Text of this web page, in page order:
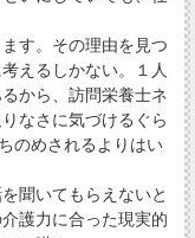
す。その理由を見つ
えるしかない。１人
から、訪問栄養士ネ
なさに気づけるぐら
のめされるよりはい
聞いてもらえないと
護力に合った現実的